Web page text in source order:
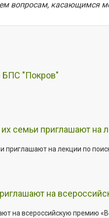
вопросам, касающимся
БПС "Покров"
семьи приглашают на
приглашают на лекции по
на
на всероссийскую премию